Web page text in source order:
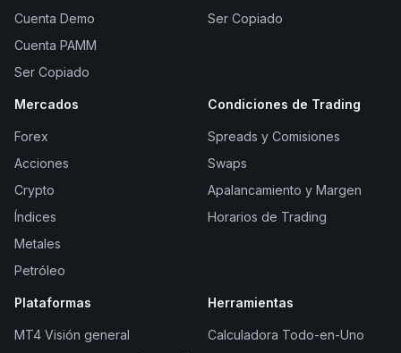
Cuenta Demo
Cuenta PAMM
Ser Copiado
Ser Copiado
Mercados
Forex
Acciones
Crypto
Índices
Metales
Petróleo
Condiciones de Trading
Spreads y Comisiones
Swaps
Apalancamiento y Margen
Horarios de Trading
Plataformas
MT4 Visión general
Herramientas
Calculadora Todo-en-Uno